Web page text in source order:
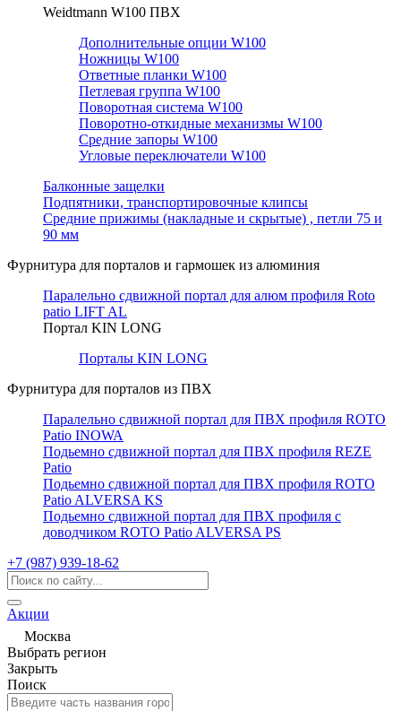
Weidtmann W100 ПВХ
Дополнительные опции W100
Ножницы W100
Ответные планки W100
Петлевая группа W100
Поворотная система W100
Поворотно-откидные механизмы W100
Средние запоры W100
Угловые переключатели W100
Балконные защелки
Подпятники, транспортировочные клипсы
Средние прижимы (накладные и скрытые) , петли 75 и
90 мм
Фурнитура для порталов и гармошек из алюминия
Паралельно сдвижной портал для алюм профиля Roto
patio LIFT AL
Портал KIN LONG
Порталы KIN LONG
Фурнитура для порталов из ПВХ
Паралельно сдвижной портал для ПВХ профиля ROTO
Patio INOWA
Подьемно сдвижной портал для ПВХ профиля REZE
Patio
Подьемно сдвижной портал для ПВХ профиля ROTO
Patio ALVERSA KS
Подьемно сдвижной портал для ПВХ профиля с
доводчиком ROTO Patio ALVERSA PS
+7 (987) 939-18-62
Акции
Москва
Выбрать регион
Закрыть
Поиск